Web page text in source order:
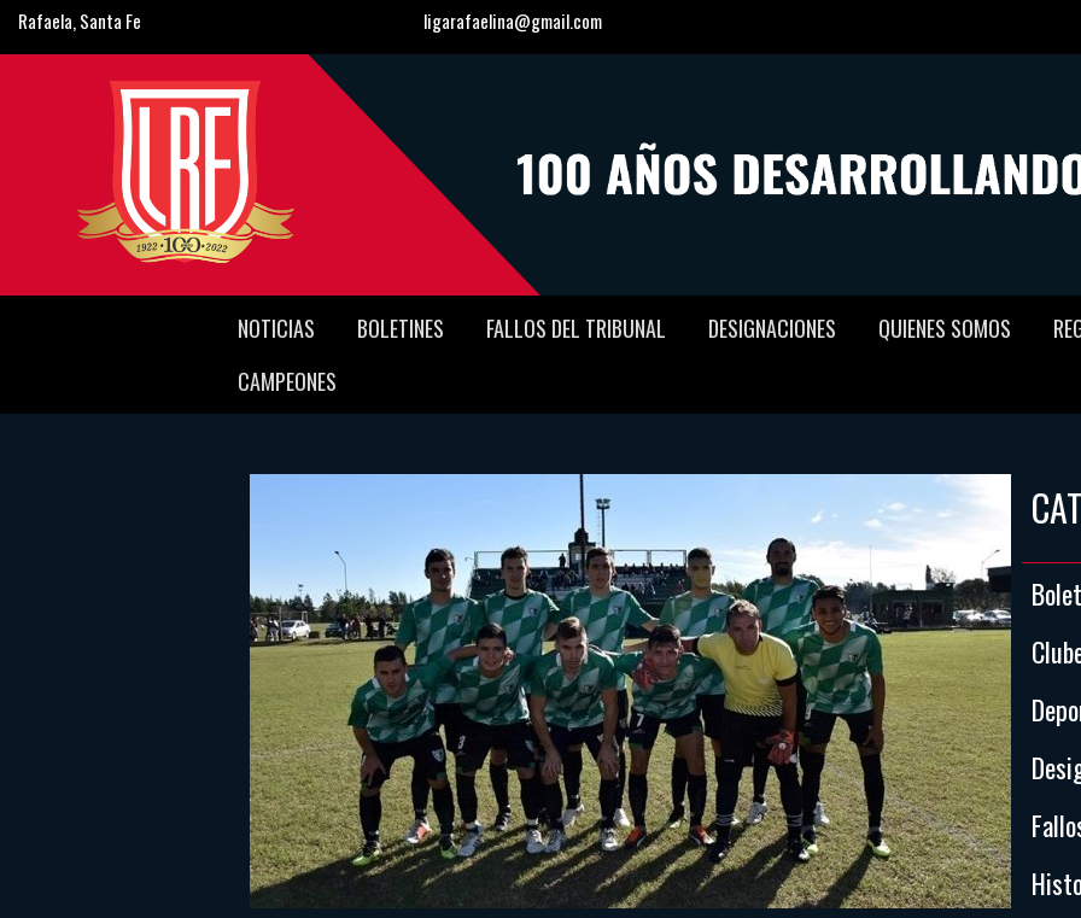
Rafaela, Santa Fe ligarafaelina@gmail.com
NOTICIAS BOLETINES FALLOS DEL TRIBUNAL DESIGNACIONES QUIENES SOMOS
CAMPEONES